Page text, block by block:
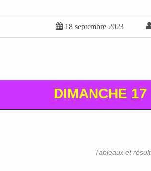
 18 septembre 2023
DIMANCHE
Tableaux et